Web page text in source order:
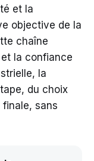
et la
objective de la
chaîne
la confiance
la
du choix
finale, sans